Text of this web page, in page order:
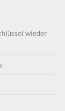
wieder